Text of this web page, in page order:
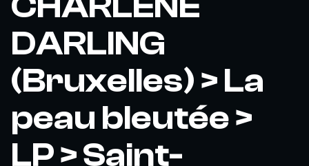
DARLING
(Bruxelles) > La
peau bleutée >
LP > Saint-